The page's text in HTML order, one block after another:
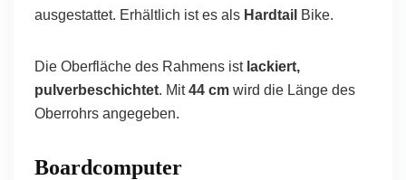
ausgestattet. Erhältlich ist es als Hardtail Bike.
Die Oberfläche des Rahmens ist lackiert,
pulverbeschichtet. Mit44 cmwird die Länge des
Oberrohrs angegeben.
Boardcomputer